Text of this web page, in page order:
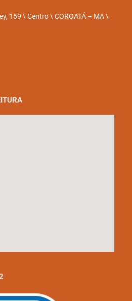
159 \ Centro \ COROATÁ – MA \